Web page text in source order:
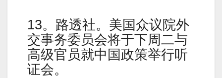
13。路透社。美国众议院外
交事务委员会将于下周二与
高级官员就中国政策举行听
证会。